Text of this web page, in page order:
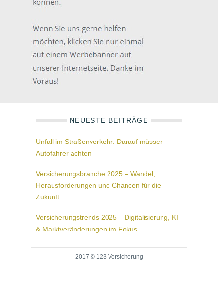
NEUESTE BEITRÄGE
Unfall im Straßenverkehr: Darauf müssen
Autofahrer achten
Versicherungsbranche 2025 – Wandel,
Herausforderungen und Chancen für die
Zukunft
Versicherungstrends 2025 – Digitalisierung, KI
& Marktveränderungen im Fokus
2017 © 123 Versicherung